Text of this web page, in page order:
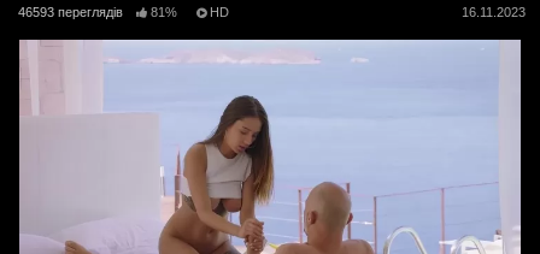
46593 переглядів 81% HD 16.11.2023